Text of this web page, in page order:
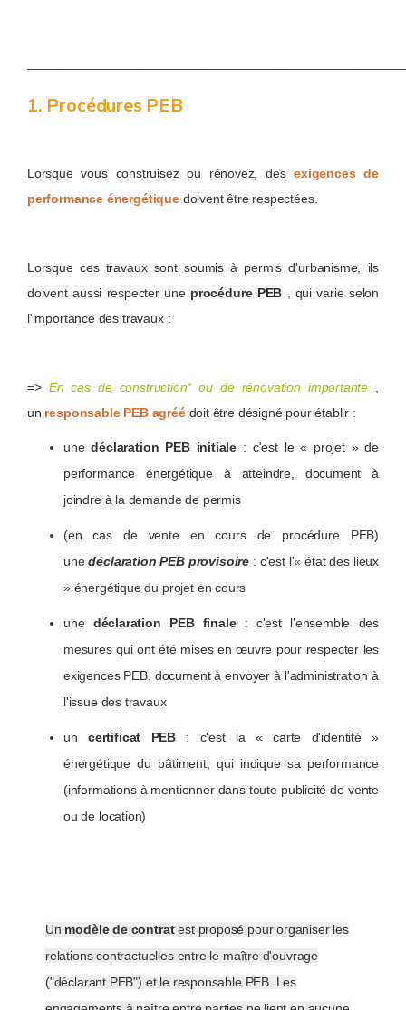
1. Procédures PEB
Lorsque vous construisez ou rénovez, desexigences de
performance énergétiquedoivent être respectées.
Lorsque ces travaux sont soumis à permis d'urbanisme, ils
doivent aussi respecter une procédure PEB , qui varie selon
l'importance des travaux :
=> En cas de construction* ou de rénovation importante
un responsable PEB agréédoit être désigné pour établir :
unedéclaration PEB initiale : c'est le « projet » de
performance énergétique à atteindre, document à
joindre à la demande de permis
(en cas de vente en cours de procédure PEB)
unedéclaration PEB provisoire : c'est l'« état des lieux
» énergétique du projet en cours
une déclaration PEB finale: c'est l'ensemble des
mesures qui ont été mises en œuvre pour respecter les
exigences PEB, document à envoyer à l'administration à
l'issue des travaux
un certificat PEB : c'est la « carte d'identité »
énergétique du bâtiment, qui indique sa performance
(informations à mentionner dans toute publicité de vente
ou de location)
Un modèle de contratest proposé pour organiser les
relations contractuelles entre le maître d'ouvrage
("déclarant PEB") et le responsable PEB. Les